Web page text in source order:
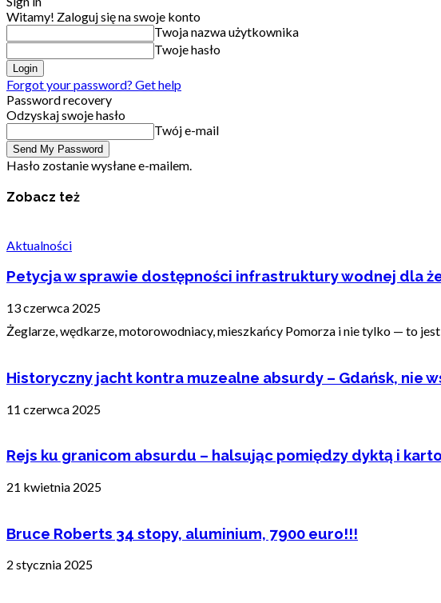
Witamy! Zaloguj się na swoje konto
Twoja nazwa użytkownika
Twoje hasło
Forgot your password? Get help
Password recovery
Odzyskaj swoje hasło
Twój e-mail
Hasło zostanie wysłane e-mailem.
Zobacz też
Aktualności
Petycja w sprawie dostępności infrastruktury wodnej dla
13 czerwca 2025
Żeglarze, wędkarze, motorowodniacy, mieszkańcy Pomorza i nie tylko — to jest
Historyczny jacht kontra muzealne absurdy – Gdańsk, nie
11 czerwca 2025
Rejs ku granicom absurdu – halsując pomiędzy dyktą i
21 kwietnia 2025
Bruce Roberts 34 stopy, aluminium, 7900 euro!!!
2 stycznia 2025